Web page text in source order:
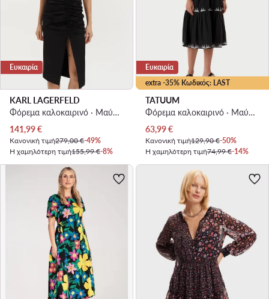
Ευκαιρία
KARL LAGERFELD
Φόρεμα καλοκαιρινό · Μαύρο · Midi
Τρέχουσα τιμή
141,99€
Κανονική τιμή279,00 €-49%
Η χαμηλότερη τιμή155,99 €-8%
extra -35% Κωδικός: LAST
Ευκαιρία
TATUUM
Φόρεμα καλοκαιρινό · Μαύρο · Midi
Τρέχουσα τιμή
63,99€
Κανονική τιμή129,90 €-50%
Η χαμηλότερη τιμή74,99 €-14%